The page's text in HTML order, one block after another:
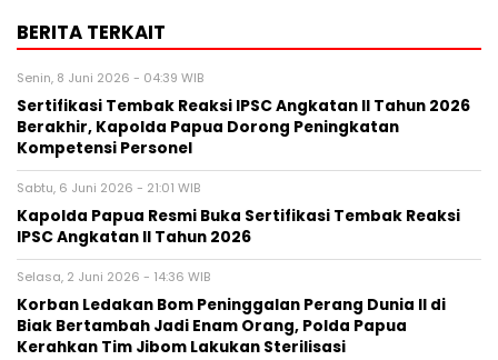
BERITA TERKAIT
Senin, 8 Juni 2026 - 04:39 WIB
Sertifikasi Tembak Reaksi IPSC Angkatan II Tahun 2026
Berakhir, Kapolda Papua Dorong Peningkatan
Kompetensi Personel
Sabtu, 6 Juni 2026 - 21:01 WIB
Kapolda Papua Resmi Buka Sertifikasi Tembak Reaksi
IPSC Angkatan II Tahun 2026
Selasa, 2 Juni 2026 - 14:36 WIB
Korban Ledakan Bom Peninggalan Perang Dunia II di
Biak Bertambah Jadi Enam Orang, Polda Papua
Kerahkan Tim Jibom Lakukan Sterilisasi